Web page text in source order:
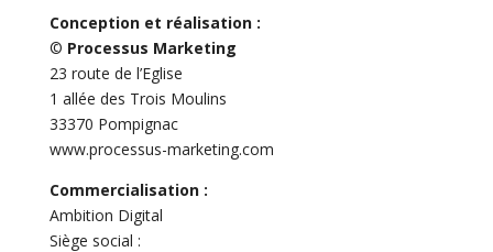
Conception et réalisation :
© Processus Marketing
23 route de l’Eglise
1 allée des Trois Moulins
33370 Pompignac
www.processus-marketing.com
Commercialisation :
Ambition Digital
Siège social :